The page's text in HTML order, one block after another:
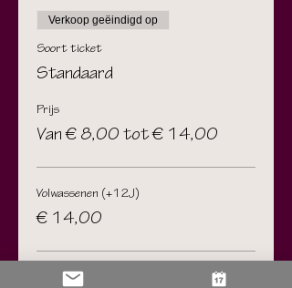
Verkoop geëindigd op
Soort ticket
Standaard
Prijs
Van € 8,00 tot € 14,00
Volwassenen (+12J)
€ 14,00
Kind (t.e.m. 12J)